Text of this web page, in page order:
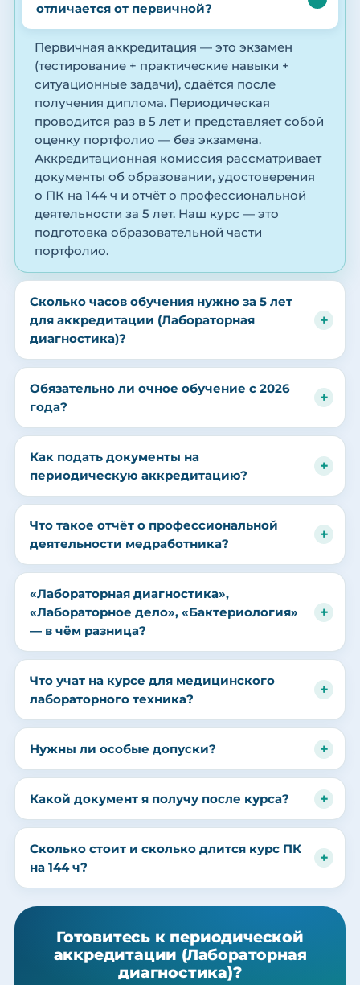
отличается от первичной?
Первичная аккредитация — это экзамен
(тестирование + практические навыки +
ситуационные задачи), сдаётся после
получения диплома. Периодическая
проводится раз в 5 лет и представляет собой
оценку портфолио — без экзамена.
Аккредитационная комиссия рассматривает
документы об образовании, удостоверения
о ПК на 144 ч и отчёт о профессиональной
деятельности за 5 лет. Наш курс — это
подготовка образовательной части
портфолио.
Сколько часов обучения нужно за 5 лет
для аккредитации (Лабораторная
диагностика)?
Обязательно ли очное обучение с 2026
года?
Как подать документы на
периодическую аккредитацию?
Что такое отчёт о профессиональной
деятельности медработника?
«Лабораторная диагностика»,
«Лабораторное дело», «Бактериология»
— в чём разница?
Что учат на курсе для медицинского
лабораторного техника?
Нужны ли особые допуски?
Какой документ я получу после курса?
Сколько стоит и сколько длится курс ПК
на 144 ч?
Готовитесь к периодической
аккредитации (Лабораторная
диагностика)?